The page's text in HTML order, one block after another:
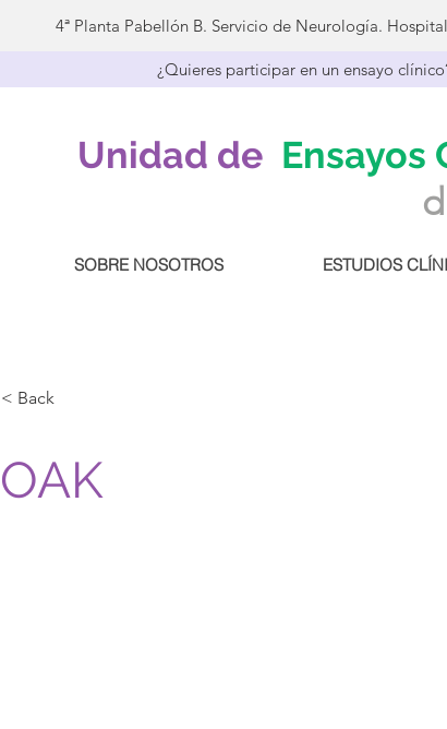
4ª Planta Pabellón B. Servicio de Neurología.
¿Quieres participar en un ensayo
Unidad de Ensayos
SOBRE NOSOTROS ESTUDIOS
< Back
OAK